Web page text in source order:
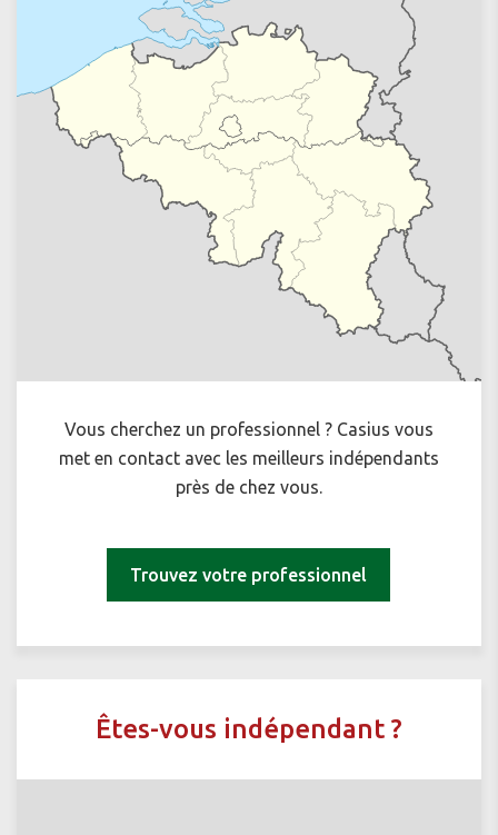
Vous cherchez un professionnel ? Casius vous
met en contact avec les meilleurs indépendants
près de chez vous.
Trouvez votre professionnel
Êtes-vous indépendant ?